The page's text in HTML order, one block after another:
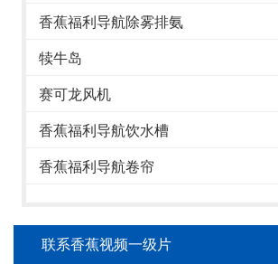
香蕉福利导航除雾排氨
犊牛岛
赛可龙风机
香蕉福利导航饮水槽
香蕉福利导航卷帘
联系香蕉视频一级片